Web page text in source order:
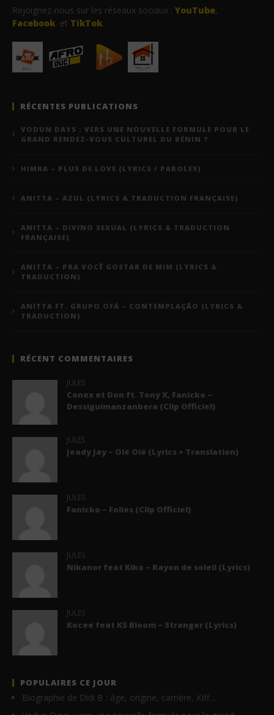
Rejoignez-nous sur les réseaux sociaux : YouTube,
Facebook et TikTok.
RÉCENTES PUBLICATIONS
VODUN DAYS : VERS UNE NOUVELLE FORMULE POUR LE
GRAND RENDEZ-VOUS CULTUREL DU BÉNIN ?
HIMRA – PLUS DE LOVE (LYRICS / PAROLES)
ANITTA – AZUL (LYRICS & TRADUCTION FRANÇAISE)
ANITTA – DIVINO SEXUAL (LYRICS & TRADUCTION
FRANÇAISE)
ANITTA – PRA VOCÊ GOSTAR DE MIM (LYRICS &
TRADUCTION)
ANITTA FT. GRUPO OFÁ – CONTEMPLAÇÃO (LYRICS &
TRADUCTION)
RÉCENT COMMENTAIRES
JULES
Conex et Don ft. Tony X, Fanicko –
Dessiguimanzanbera (Clip Officiel)
JULES
Jeady Jay – Olé Olé (Lyrics + Translation)
JULES
Fanicko – Folies (Clip Officiel)
JULES
Nikanor feat Kiko – Rayon de soleil (Lyrics)
JULES
Kocee feat KS Bloom – Stranger (Lyrics)
POPULAIRES CE JOUR
Biographie de Didi B : âge, origine, carrière, Kiff…